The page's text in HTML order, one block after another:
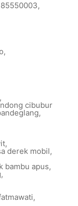
,
,
,
cibubur
,
,
derek mobil,
bambu apus,
,
,